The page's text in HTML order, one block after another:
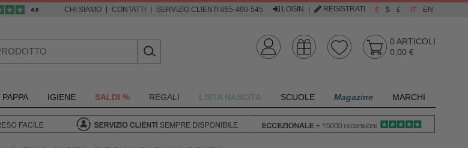
CHI SIAMO CONTATTI SERVIZIO CLIENTI 055-490-545 LOGIN REGISTRATI € $ £ IT EN
0 ARTICOLI
0,00 €
PAPPA IGIENE SALDI % REGALI LISTA NASCITA SCUOLE Magazine MARCHI